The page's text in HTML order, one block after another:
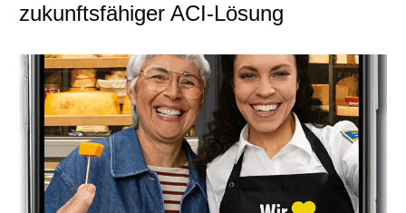
zukunftsfähiger ACI-Lösung